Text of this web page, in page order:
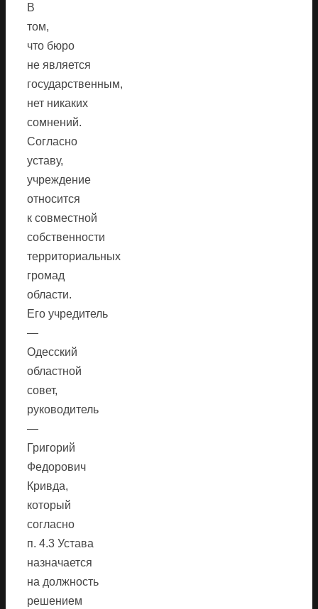
В
том,
что бюро
не является
государственным,
нет никаких
сомнений.
Согласно
уставу,
учреждение
относится
к совместной
собственности
территориальных
громад
области.
Его учредитель
—
Одесский
областной
совет,
руководитель
—
Григорий
Федорович
Кривда,
который
согласно
п. 4.3 Устава
назначается
на должность
решением